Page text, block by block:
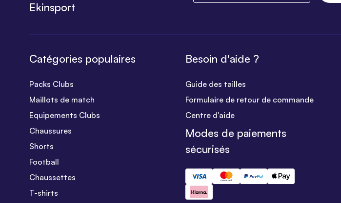
Ekinsport
Catégories populaires
Packs Clubs
Maillots de match
Equipements Clubs
Chaussures
Shorts
Football
Chaussettes
T-shirts
Besoin d'aide ?
Guide des tailles
Formulaire de retour de commande
Centre d'aide
Modes de paiements
sécurisés